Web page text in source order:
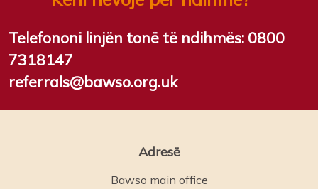
Telefononi linjën tonë të ndihmës: 0800
7318147
referrals@bawso.org.uk
Adresë
Bawso main office